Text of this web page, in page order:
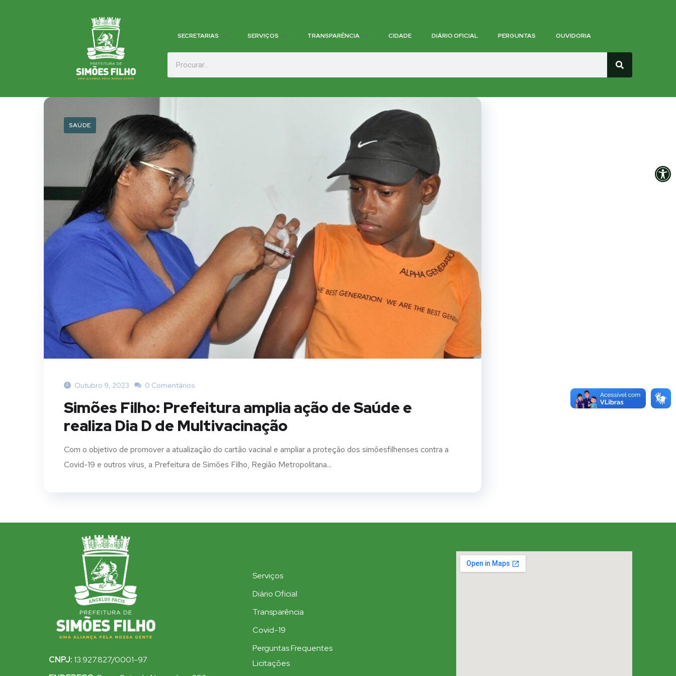
SECRETARIAS SERVIÇOS TRANSPARÊNCIA CIDADE DIÁRIO OFICIAL PERGUNTAS OUVIDORIA
SAÚDE
Outubro 9, 2023 0 Comentários
Simões Filho: Prefeitura amplia ação de Saúde e
realiza Dia D de Multivacinação
Com o objetivo de promover a atualização do cartão vacinal e ampliar a proteção dos simõesfilhenses contra a
Covid-19 e outros vírus, a Prefeitura de Simões Filho, Região Metropolitana...
CNPJ:13.927.827/0001-97
Serviços
Diário Oficial
Transparência
Covid-19
Perguntas Frequentes
Licitações